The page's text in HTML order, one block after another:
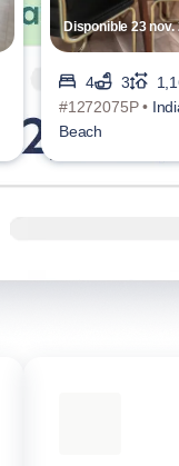
Disponible 23 nov.
4 3
#1272075P •
Beach